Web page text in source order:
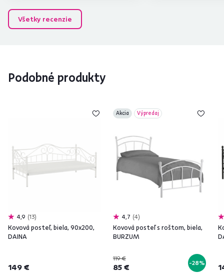
Všetky recenzie
Podobné produkty
4,9 13
Kovová posteľ, biela, 90x200,
DAINA
149 €
Akcia Výpredaj
4,7 4
Kovová posteľ s roštom, biela,
BURZUM
119 €
85 € -28%